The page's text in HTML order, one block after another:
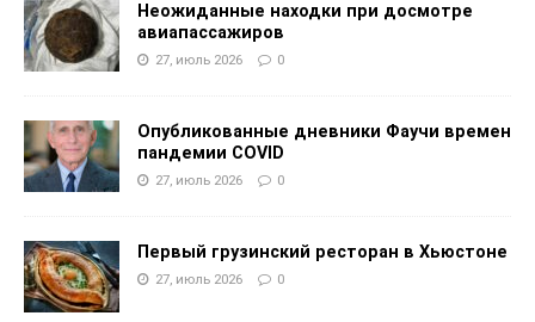
Неожиданные находки при досмотре
авиапассажиров
27, июль 2026 0
Опубликованные дневники Фаучи времен
пандемии COVID
27, июль 2026 0
Первый грузинский ресторан в Хьюстоне
27, июль 2026 0